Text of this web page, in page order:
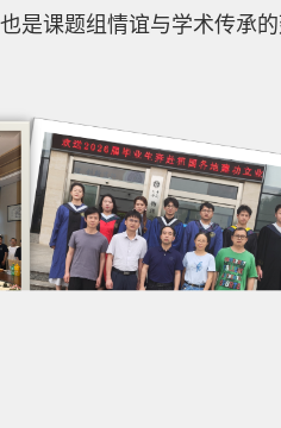
是课题组情谊与学术传承